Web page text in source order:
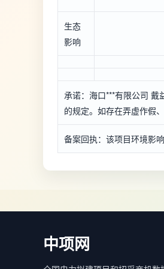
生态
影响
承诺：海口***有限公司 戴
的规定。如存在弄虚作假
备案回执：该项目环境影
中项网